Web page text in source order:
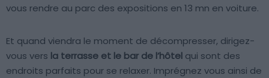
vous rendre au parc des expositions en 13 mn en voiture.
Et quand viendra le moment de décompresser, dirigez-
vous vers la terrasse et le bar de l’hôtel qui sont des
endroits parfaits pour se relaxer. Imprégnez vous ainsi de